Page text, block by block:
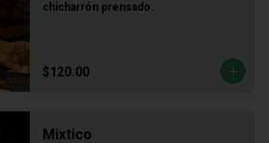
chicharrón prensado.
$120.00
Mixtico